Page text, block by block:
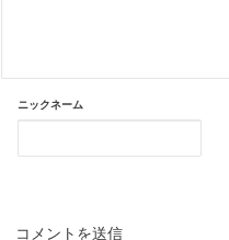
ニックネーム